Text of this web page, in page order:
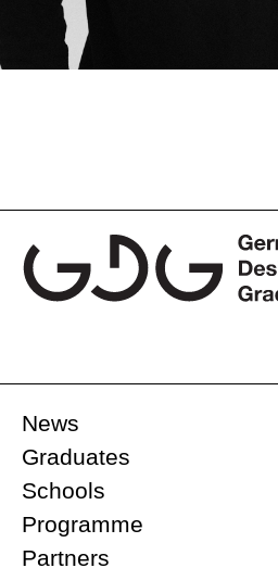
News
Graduates
Schools
Programme
Partners